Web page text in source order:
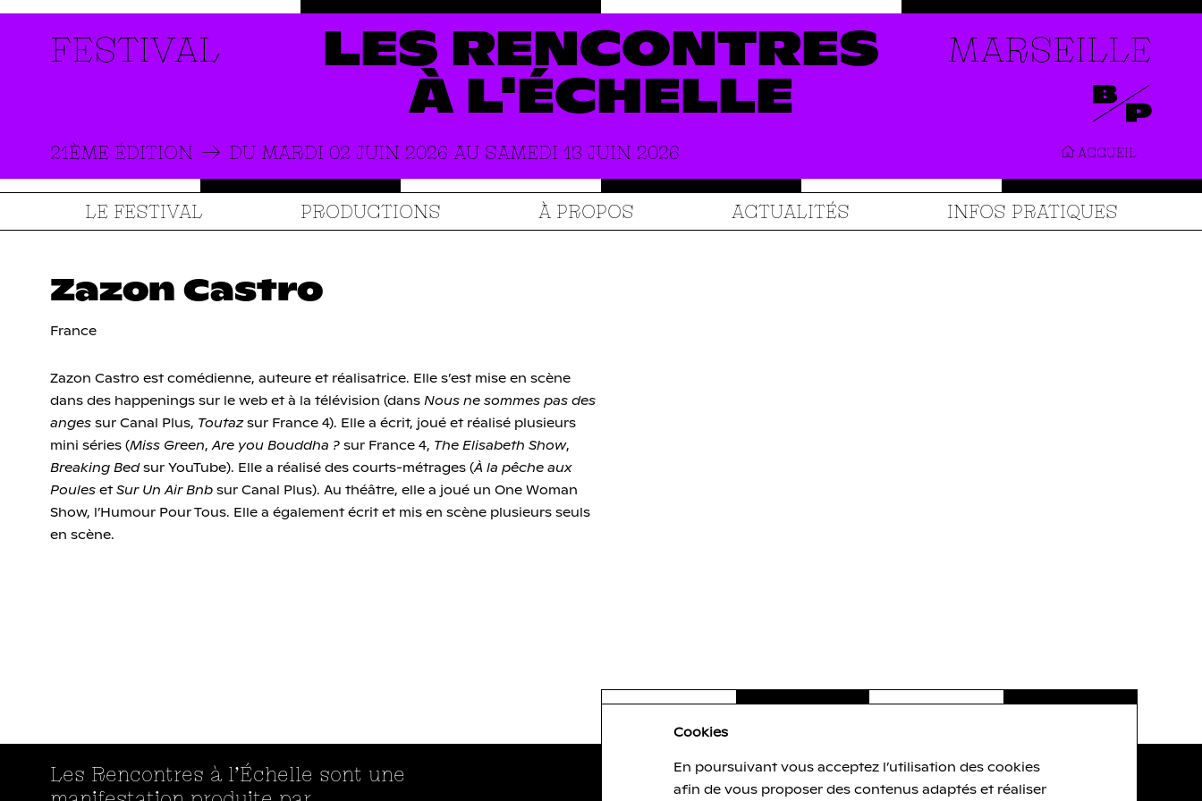
LES
RENCONTRES
À
L'ÉCHELLE
FESTIVAL MARSEILLE
21ÈME ÉDITION DU MARDI 02 JUIN 2026 AU SAMEDI 13 JUIN 2026 ACCUEIL
Cookies
En poursuivant vous acceptez l’utilisation des cookies
afin de vous proposer des contenus adaptés et réaliser
LE FESTIVAL PRODUCTIONS À PROPOS ACTUALITÉS INFOS PRATIQUES
Zazon Castro
France
Zazon Castro est comédienne, auteure et réalisatrice. Elle s’est mise en scène
dans des happenings sur le web et à la télévision (dans Nous ne sommes pas des
anges sur Canal Plus, Toutazsur France 4). Elle a écrit, joué et réalisé plusieurs
mini séries (Miss Green,Are you Bouddha ? sur France 4, The Elisabeth Show,
Breaking Bed sur YouTube). Elle a réalisé des courts-métrages (À la pêche aux
Poules et Sur Un Air Bnb sur Canal Plus). Au théâtre, elle a joué un One Woman
Show, l’Humour Pour Tous. Elle a également écrit et mis en scène plusieurs seuls
en scène.
Les Rencontres à l’Échelle sont une
Newsletter Brochure ( pdf - 1.1Mo